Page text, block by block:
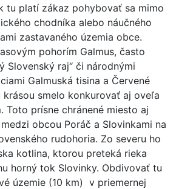
tu platí zákaz pohybovať sa mimo
chodníka alebo náučného
zastavaného územia obce.
pohorím Galmus, často
Slovenský raj“ či národnými
Galmuská tisina a Červené
krásou smelo konkurovať aj oveľa
Toto prísne chránené miesto aj
obcou Poráč a Slovinkami na
rudohoria. Zo severu ho
kotlina, ktorou preteká rieka
horný tok Slovinky. Obdivovať tu
územie (10 km) v priemernej